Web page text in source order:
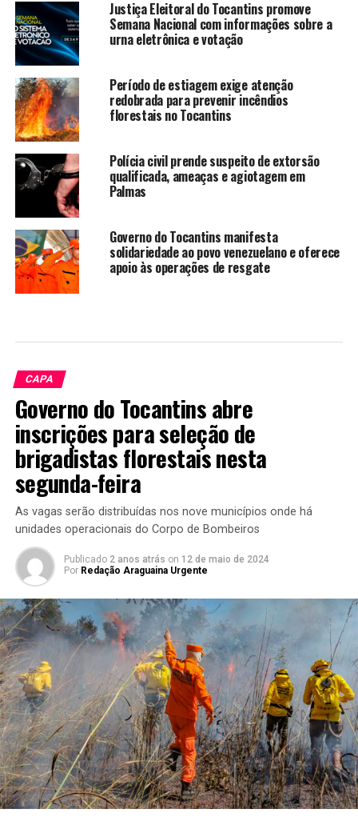
Justiça Eleitoral do Tocantins promove
Semana Nacional com informações sobre a
urna eletrônica e votação
Período de estiagem exige atenção
redobrada para prevenir incêndios
florestais no Tocantins
Polícia civil prende suspeito de extorsão
qualificada, ameaças e agiotagem em
Palmas
Governo do Tocantins manifesta
solidariedade ao povo venezuelano e oferece
apoio às operações de resgate
CAPA
Governo do Tocantins abre
inscrições para seleção de
brigadistas florestais nesta
segunda-feira
As vagas serão distribuídas nos nove municípios onde há
unidades operacionais do Corpo de Bombeiros
Publicado 2 anos atrás on 12 de maio de 2024
Por Redação Araguaina Urgente